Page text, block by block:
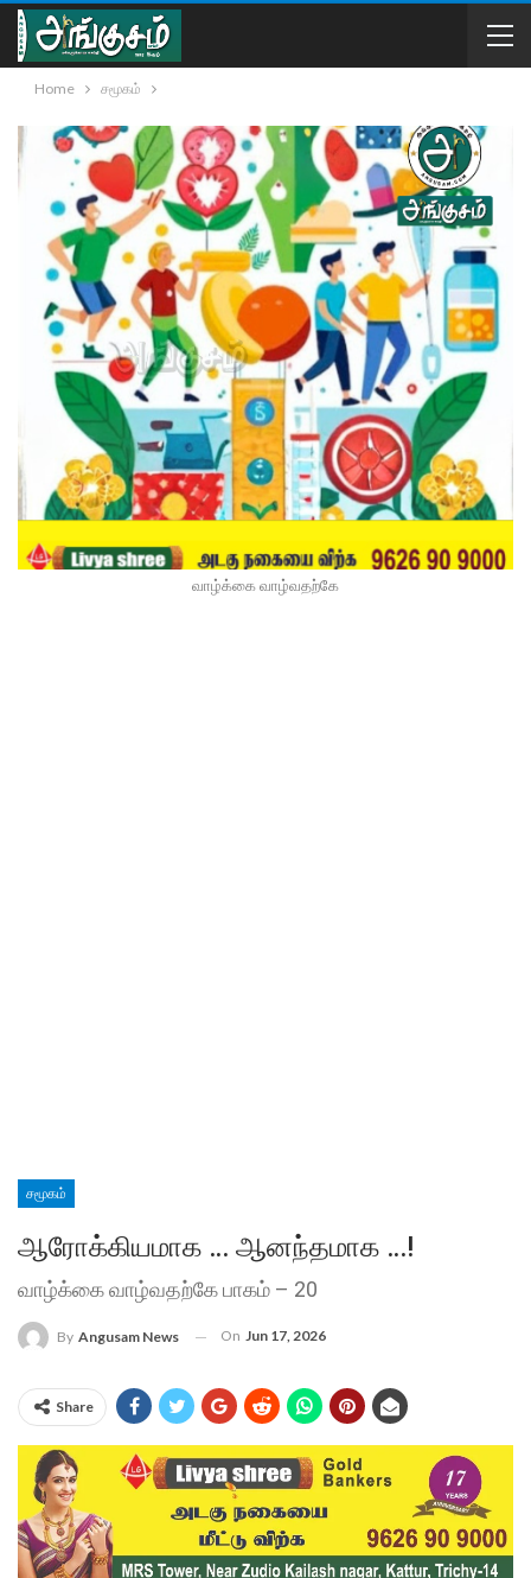
Home சமூகம்
வாழ்க்கை வாழ்வதற்கே
சமூகம்
ஆரோக்கியமாக … ஆனந்தமாக …!
வாழ்க்கை வாழ்வதற்கே பாகம் – 20
By Angusam News On Jun 17, 2026
Share